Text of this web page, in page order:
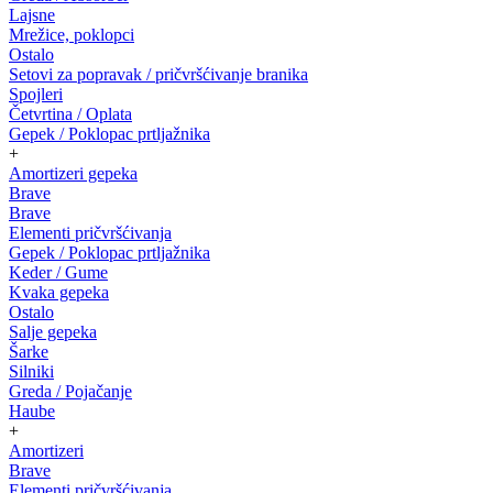
Lajsne
Mrežice, poklopci
Ostalo
Setovi za popravak / pričvršćivanje branika
Spojleri
Četvrtina / Oplata
Gepek / Poklopac prtljažnika
+
Amortizeri gepeka
Brave
Brave
Elementi pričvršćivanja
Gepek / Poklopac prtljažnika
Keder / Gume
Kvaka gepeka
Ostalo
Salje gepeka
Šarke
Silniki
Greda / Pojačanje
Haube
+
Amortizeri
Brave